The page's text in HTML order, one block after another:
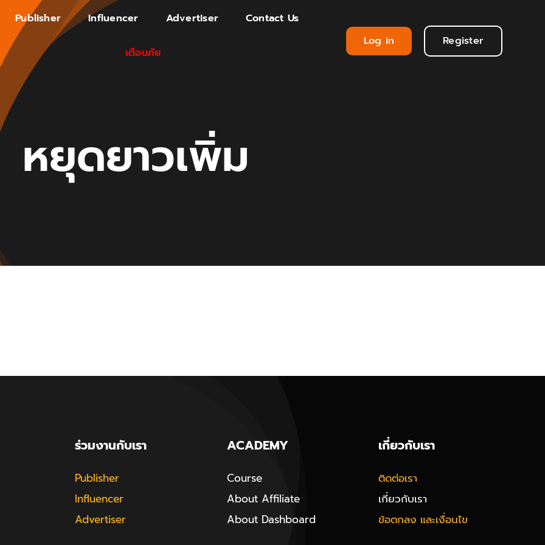
Publisher Influencer Advertiser Contact Us
เตือนภัย
Log in Register
หยุดยาวเพิ่ม
ร่วมงานกับเรา
Publisher
Influencer
Advertiser
ACADEMY
Course
About Affiliate
About Dashboard
เกี่ยวกับเรา
ติดต่อเรา
เกี่ยวกับเรา
ข้อตกลง และเงื่อนไข